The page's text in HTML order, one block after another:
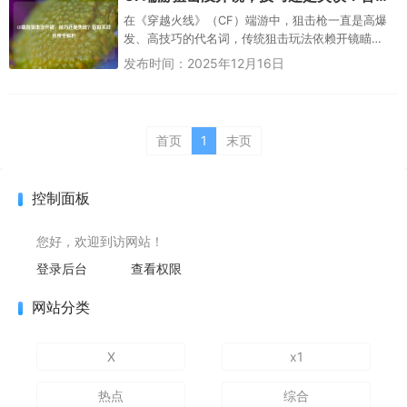
在《穿越火线》（CF）端游中，狙击枪一直是高爆
发、高技巧的代名词，传统狙击玩法依赖开镜瞄
准，但“没开镜狙击”（俗称“盲狙”）却成为部分玩家
争议的焦点——有人视其...
发布时间：2025年12月16日
首页 1 末页
控制面板
您好，欢迎到访网站！
登录后台
查看权限
网站分类
X x1
热点 综合